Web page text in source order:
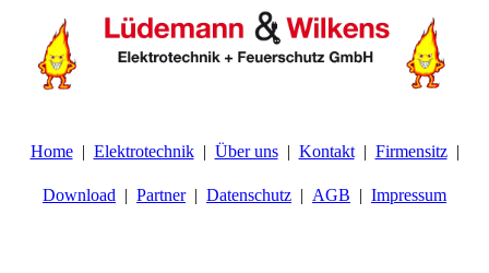
Home Elektrotechnik Über uns Kontakt Firmensitz
Download Partner Datenschutz AGB Impressum